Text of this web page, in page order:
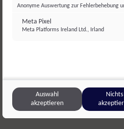
Lenzenbauer,Hallwang
Zitronenmelissensirup Sirup
Anonyme Auswertung zur Fehlerbehebung
Meta Pixel
Meta Platforms Ireland Ltd., Irland
Auswahl
akzeptieren
Nichts